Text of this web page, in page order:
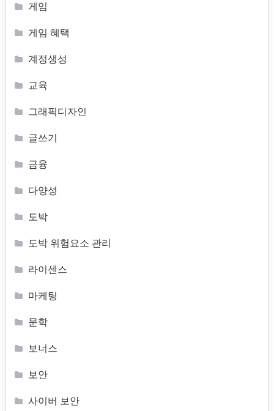
게임
게임 혜택
계정생성
교육
그래픽디자인
글쓰기
금융
다양성
도박
도박 위험요소 관리
라이센스
마케팅
문학
보너스
보안
사이버 보안